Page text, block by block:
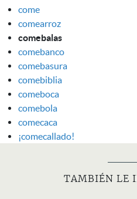
come
comearroz
comebalas
comebanco
comebasura
comebiblia
comeboca
comebola
comecaca
¡comecallado!
TAMBIÉN LE